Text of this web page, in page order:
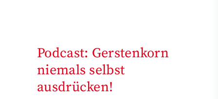
Podcast: Gerstenkorn
niemals selbst
ausdrücken!